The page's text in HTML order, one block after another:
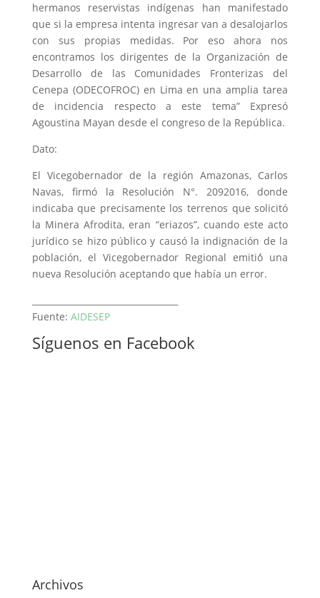
hermanos reservistas indígenas han manifestado
que si la empresa intenta ingresar van a desalojarlos
con sus propias medidas. Por eso ahora nos
encontramos los dirigentes de la Organización de
Desarrollo de las Comunidades Fronterizas del
Cenepa (ODECOFROC) en Lima en una amplia tarea
de incidencia respecto a este tema” Expresó
Agoustina Mayan desde el congreso de la República.
Dato:
El Vicegobernador de la región Amazonas, Carlos
Navas, firmó la Resolución N°. 2092016, donde
indicaba que precisamente los terrenos que solicitó
la Minera Afrodita, eran “eriazos”, cuando este acto
jurídico se hizo público y causó la indignación de la
población, el Vicegobernador Regional emitió́ una
nueva Resolución aceptando que había un error.
Fuente: AIDESEP
Síguenos en Facebook
Archivos